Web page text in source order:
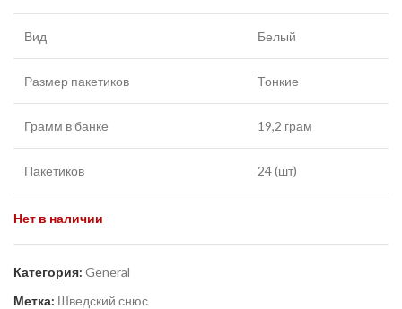
Вид Белый
Размер пакетиков Тонкие
Грамм в банке 19,2 грам
Пакетиков 24 (шт)
Нет в наличии
Категория: General
Метка: Шведский снюс